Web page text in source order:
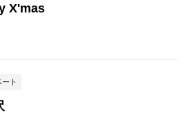
X'mas
ート